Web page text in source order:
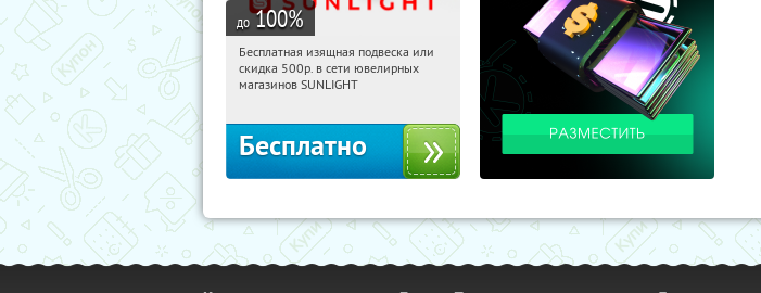
до 100%
13:41:40 Получили:
Россия
Бесплатная изящная подвеска или
скидка 500р. в сети ювелирных
магазинов SUNLIGHT
Бесплатно